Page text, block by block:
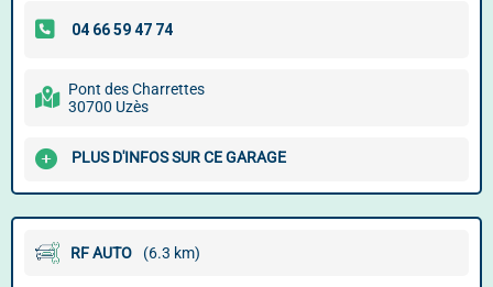
Pont des Charrettes
30700 Uzès
PLUS D'INFOS SUR CE GARAGE
RF AUTO (6.3 km)